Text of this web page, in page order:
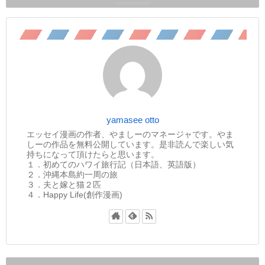
yamasee otto
エッセイ漫画の作者、やましーのマネージャです。やま
しーの作品を無料公開しています。是非読んで楽しい気
持ちになって頂けたらと思います。
１．初めてのハワイ旅行記（日本語、英語版）
２．沖縄本島約一周の旅
３．夫と嫁と猫２匹
４．Happy Life(創作漫画)